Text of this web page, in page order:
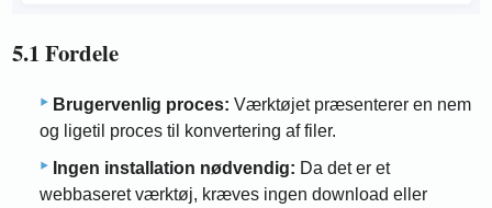
5.1 Fordele
Brugervenlig proces: Værktøjet præsenterer en nem
og ligetil proces til konvertering af filer.
Ingen installation nødvendig: Da det er et
webbaseret værktøj, kræves ingen download eller